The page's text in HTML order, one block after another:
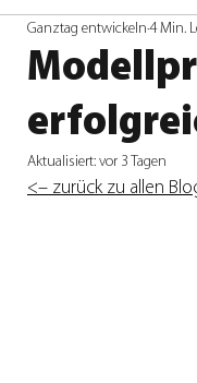
& Lernkultur
Ganztag entwickeln 4 Min.
Aktualisiert: vor 3 Tagen
<– zurück zu allen